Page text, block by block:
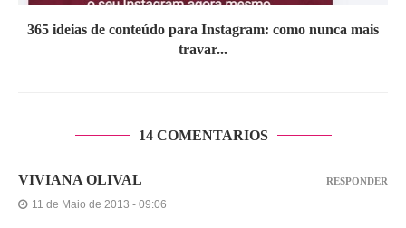
365 ideias de conteúdo para Instagram: como nunca mais
travar...
14 COMENTARIOS
VIVIANA OLIVAL
11 de Maio de 2013 - 09:06
RESPONDER